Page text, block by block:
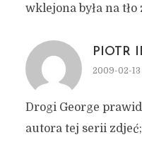
wklejona była na tło
PIOTR
2009-02-13
Drogi George
autora tej serii